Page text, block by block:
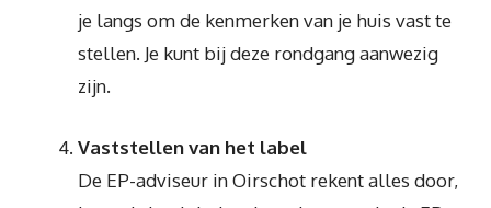
je langs om de kenmerken van je huis vast te
stellen. Je kunt bij deze rondgang aanwezig
zijn.
Vaststellen van het label
De EP-adviseur in Oirschot rekent alles door,